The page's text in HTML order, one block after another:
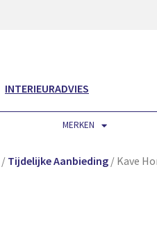
INTERIEURADVIES
MERKEN
/ Tijdelijke Aanbieding / Kave